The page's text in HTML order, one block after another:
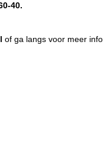
40.
of ga langs voor meer info